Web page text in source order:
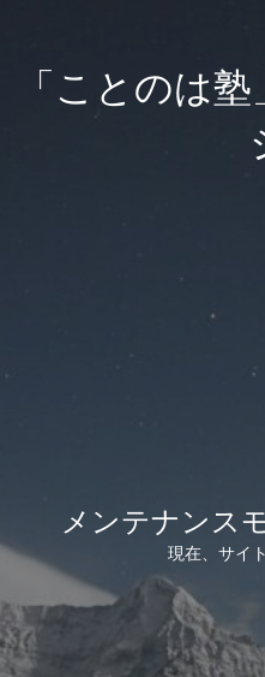
「ことのは
メンテナンス
現在、サイ